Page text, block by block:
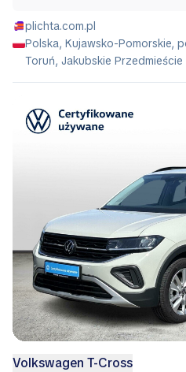
plichta.com.pl
Polska, Kujawsko-Pomorskie,
Toruń, Jakubskie Przedmieście
Volkswagen T-Cross